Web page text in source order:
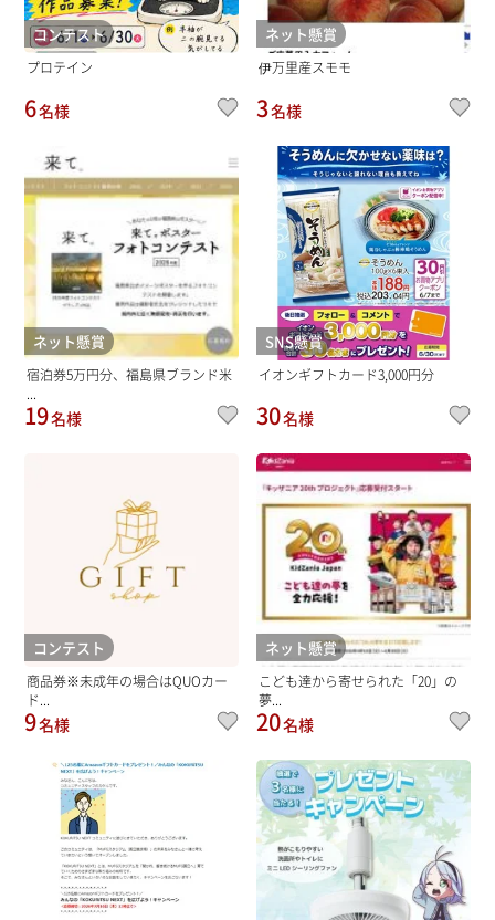
コンテスト
プロテイン
6名様
ネット懸賞
伊万里産スモモ
3名様
ネット懸賞
宿泊券5万円分、福島県ブランド米
...
19名様
SNS懸賞
イオンギフトカード3,000円分
30名様
コンテスト
商品券※未成年の場合はQUOカー
ド...
9名様
ネット懸賞
こども達から寄せられた「20」の
夢...
20名様